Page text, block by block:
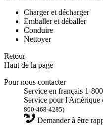
Charger et décharger
Emballer et déballer
Conduire
Nettoyer
Retour
Haut de la page
Pour nous contacter
Service en français 1-
Service pour
800-468-4285)
Demander à être